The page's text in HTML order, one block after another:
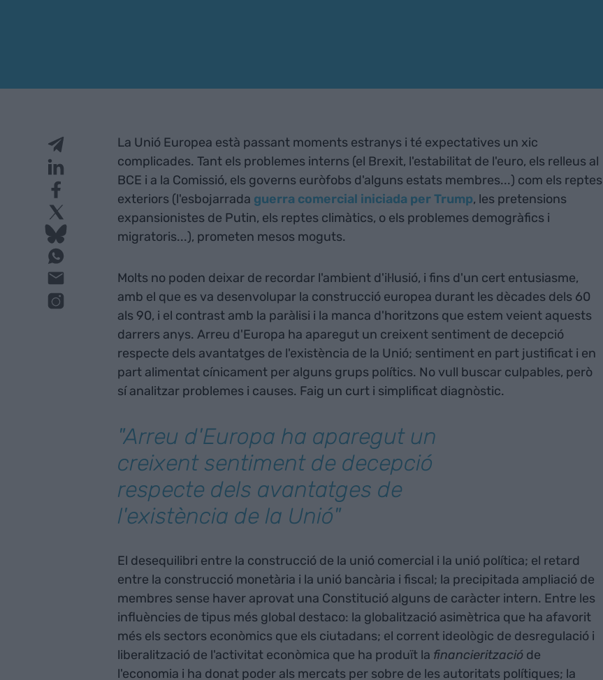
La Unió Europea està passant moments estranys i té expectatives un xic
complicades. Tant els problemes interns (el Brexit, l'estabilitat de l'euro, els relleus al
BCE i a la Comissió, els governs euròfobs d'alguns estats membres...) com els reptes
exteriors (l'esbojarrada guerra comercial iniciada per Trump, les pretensions
expansionistes de Putin, els reptes climàtics, o els problemes demogràfics i
migratoris...), prometen mesos moguts.
Molts no poden deixar de recordar l'ambient d'il·lusió, i fins d'un cert entusiasme,
amb el que es va desenvolupar la construcció europea durant les dècades dels 60
als 90, i el contrast amb la paràlisi i la manca d'horitzons que estem veient aquests
darrers anys. Arreu d'Europa ha aparegut un creixent sentiment de decepció
respecte dels avantatges de l'existència de la Unió; sentiment en part justificat i en
part alimentat cínicament per alguns grups polítics. No vull buscar culpables, però
sí analitzar problemes i causes. Faig un curt i simplificat diagnòstic.
"Arreu d'Europa ha aparegut un
creixent sentiment de decepció
respecte dels avantatges de
l'existència de la Unió"
El desequilibri entre la construcció de la unió comercial i la unió política; el retard
entre la construcció monetària i la unió bancària i fiscal; la precipitada ampliació de
membres sense haver aprovat una Constitució alguns de caràcter intern. Entre les
influències de tipus més global destaco: la globalització asimètrica que ha afavorit
més els sectors econòmics que els ciutadans; el corrent ideològic de desregulació i
liberalització de l'activitat econòmica que ha produït la financieritzacióde
l'economia i ha donat poder als mercats per sobre de les autoritats polítiques; la